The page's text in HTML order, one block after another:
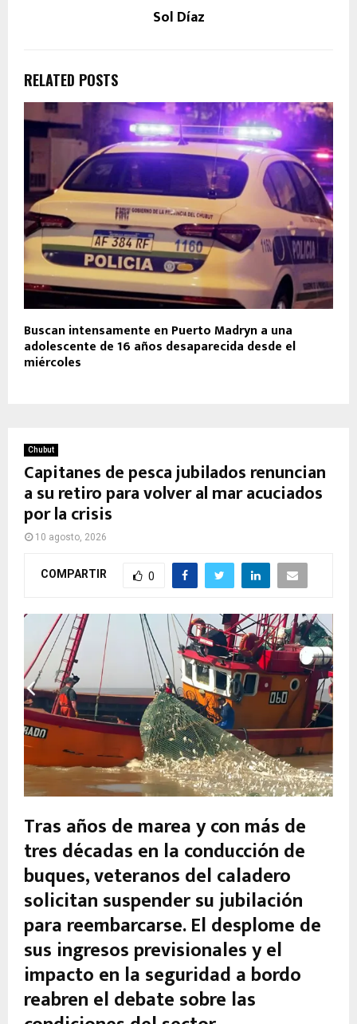
Sol Díaz
RELATED POSTS
Buscan intensamente en Puerto Madryn a una
adolescente de 16 años desaparecida desde el
miércoles
Chubut
Capitanes de pesca jubilados renuncian
a su retiro para volver al mar acuciados
por la crisis
10 agosto, 2026
COMPARTIR 0
Tras años de marea y con más de
tres décadas en la conducción de
buques, veteranos del caladero
solicitan suspender su jubilación
para reembarcarse. El desplome de
sus ingresos previsionales y el
impacto en la seguridad a bordo
reabren el debate sobre las